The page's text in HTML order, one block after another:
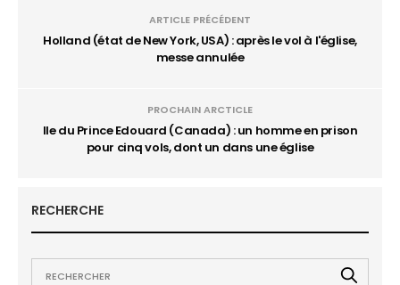
ARTICLE PRÉCÉDENT
Holland (état de New York, USA) : après le vol à l'église,
messe annulée
PROCHAIN ARCTICLE
Ile du Prince Edouard (Canada) : un homme en prison
pour cinq vols, dont un dans une église
RECHERCHE